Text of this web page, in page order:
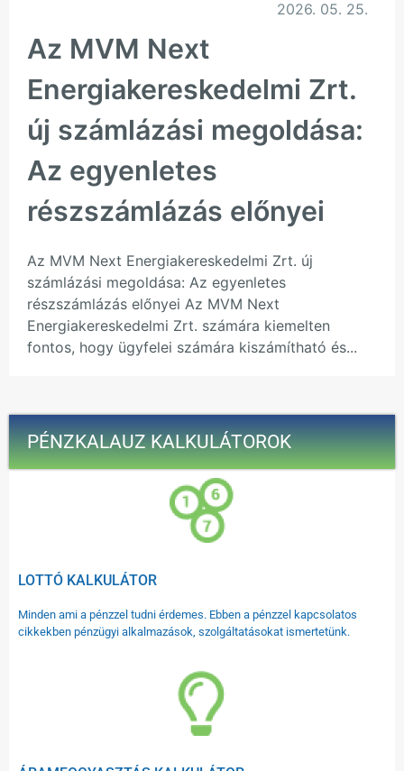
2026. 05. 25.
Az MVM Next
Energiakereskedelmi Zrt.
új számlázási megoldása:
Az egyenletes
részszámlázás előnyei
Az MVM Next Energiakereskedelmi Zrt. új
számlázási megoldása: Az egyenletes
részszámlázás előnyei Az MVM Next
Energiakereskedelmi Zrt. számára kiemelten
fontos, hogy ügyfelei számára kiszámítható és...
PÉNZKALAUZ KALKULÁTOROK
LOTTÓ KALKULÁTOR
Minden ami a pénzzel tudni érdemes. Ebben a pénzzel kapcsolatos
cikkekben pénzügyi alkalmazások, szolgáltatásokat ismertetünk.